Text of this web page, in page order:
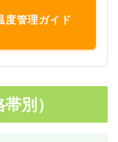
管理ガイド
別）